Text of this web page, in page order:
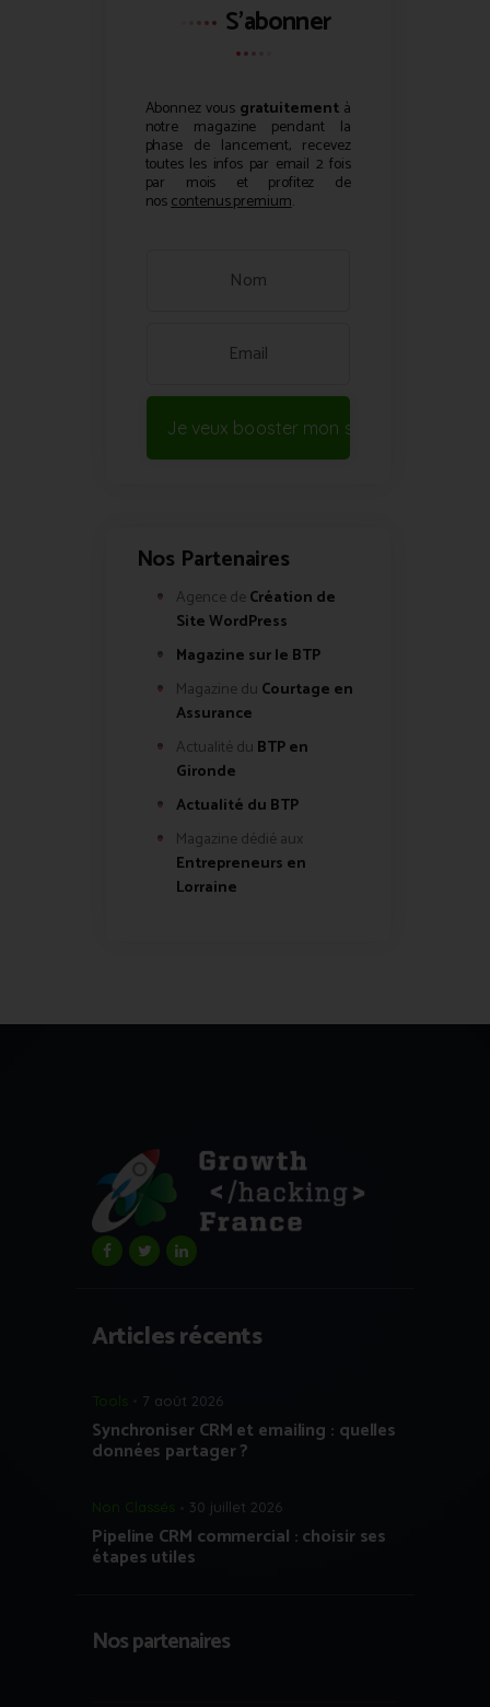
S'abonner
Abonnez vous gratuitementà
notre magazine pendant la
phase de lancement, recevez
toutes les infos par email 2 fois
par mois et profitez de
noscontenus premium.
Je veux booster mon site !
Nos Partenaires
Agence de Création de
Site WordPress
Magazine sur le BTP
Magazine du Courtage en
Assurance
Actualité du BTP en
Gironde
Actualité du BTP
Magazine dédié aux
Entrepreneurs en
Lorraine
Articles récents
Tools 7 août 2026
Synchroniser CRM et emailing : quelles
données partager ?
Non Classés 30 juillet 2026
Pipeline CRM commercial : choisir ses
étapes utiles
Nos partenaires